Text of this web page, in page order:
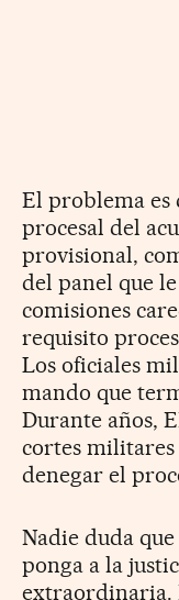
El problema
procesal del
provisional,
del panel que le
comisiones
requisito
Los oficiales
mando que
Durante años,
cortes militares
denegar el
Nadie duda
ponga a la
extraordinaria.